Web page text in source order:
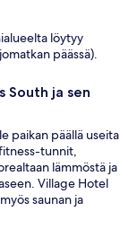
löytyy
päässä).
South ja sen
paikan päällä useita
tunnit,
lämmöstä ja
Village Hotel
saunan ja